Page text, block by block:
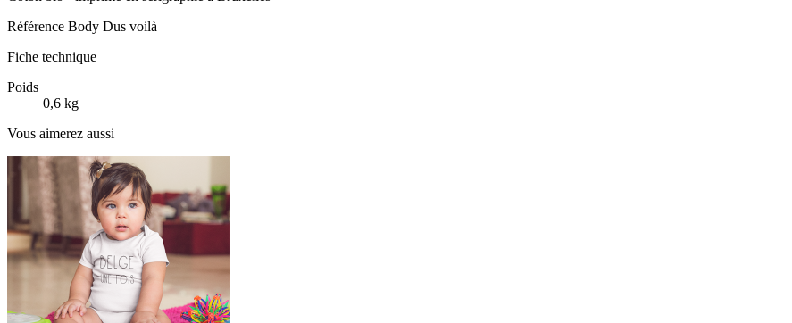
Référence Body Dus voilà
Fiche technique
Poids
0,6 kg
Vous aimerez aussi